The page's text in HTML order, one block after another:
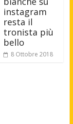
instagram
resta il
tronista più
bello
8 Ottobre 2018